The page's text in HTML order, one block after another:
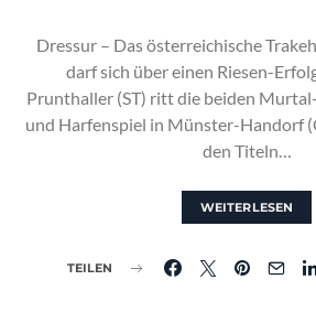
Dressur – Das österreichische
darf sich über einen Riesen-
Prunthaller (ST) ritt die beiden
und Harfenspiel in Münster-Handorf
den Titeln…
WEITERLESEN
TEILEN